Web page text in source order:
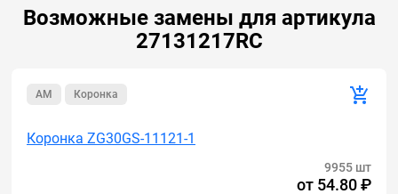
Возможные замены для артикула
27131217RC
AM Коронка
Коронка ZG30GS-11121-1
9955 шт
от 54.80 ₽